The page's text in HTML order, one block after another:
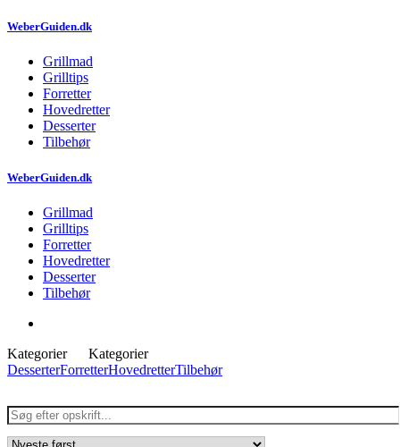
WeberGuiden.dk
Grillmad
Grilltips
Forretter
Hovedretter
Desserter
Tilbehør
WeberGuiden.dk
Grillmad
Grilltips
Forretter
Hovedretter
Desserter
Tilbehør
Kategorier
Kategorier
DesserterForretterHovedretterTilbehør